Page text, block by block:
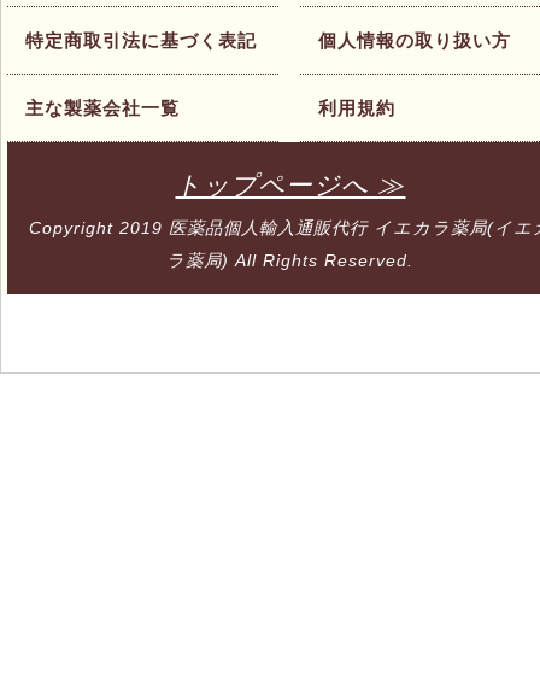
特定商取引法に基づく表記
主な製薬会社一覧
個人情報の取り扱い方
利用規約
トップページへ ≫
Copyright 2019 医薬品個人輸入通販代行 イエカラ薬局(イエ
ラ薬局) All Rights Reserved.